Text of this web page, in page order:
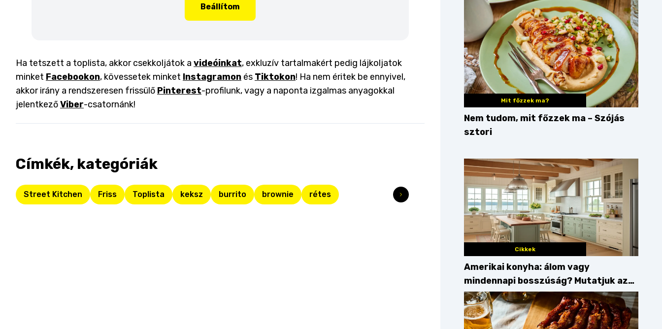
Beállítom
Ha tetszett a toplista, akkor csekkoljátok a videóinkat, exkluzív tartalmakért pedig lájkoljatok
minket Facebookon, kövessetek minket Instagramon és Tiktokon! Ha nem éritek be ennyivel,
akkor irány a rendszeresen frissülő Pinterest-profilunk, vagy a naponta izgalmas anyagokkal
jelentkezőViber-csatornánk!
Címkék, kategóriák
Street Kitchen Friss Toplista keksz burrito brownie rétes
Mit főzzek ma?
Nem tudom, mit főzzek ma – Szójás
sztori
Cikkek
Amerikai konyha: álom vagy
mindennapi bosszúság? Mutatjuk az
érveket